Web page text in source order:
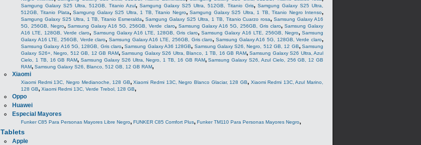
Samgung Galaxy S25 Ultra, 512GB, Titanio Azul, Samgung Galaxy S25 Ultra, 512GB, Titanio Gris, Samgung Galaxy S25 Ultra,
512GB, Titanio Plata,Samgung Galaxy S25 Ultra, 1 TB, Titanio Negro,Samgung Galaxy S25 Ultra, 1 TB, Titanio Negro Intenso,
Samgung Galaxy S25 Ultra, 1 TB, Titanio Esmeralda,Samgung Galaxy S25 Ultra, 1 TB, Titanio Cuarzo rosa,Samsung Galaxy A16
5G, 256GB, Negro,Samsung Galaxy A16 5G, 256GB, Verde claro, Samsung Galaxy A16 5G, 256GB, Gris claro, Samsung Galaxy
A16 LTE, 128GB, Verde claro, Samsung Galaxy A16 LTE, 128GB, Gris claro,Samsung Galaxy A16 LTE, 256GB, Negro,Samsung
Galaxy A16 LTE, 256GB, Verde claro,Samsung Galaxy A16 LTE, 256GB, Gris claro, Samsung Galaxy A16 5G, 128GB, Verde claro,
Samsung Galaxy A16 5G, 128GB, Gris claro,Samsung Galaxy A36 128GB, Samsung Galaxy S26, Negro, 512 GB, 12 GB,Samsung
Galaxy S26+, Negro, 512 GB, 12 GB RAM, Samsung Galaxy S26 Ultra, Blanco, 1 TB, 16 GB RAM, Samsung Galaxy S26 Ultra, Azul
Cielo, 1 TB, 16 GB RAM,Samsung Galaxy S26 Ultra, Negro, 1 TB, 16 GB RAM,Samsung Galaxy S26, Azul Cielo, 256 GB, 12 GB
RAM, Samsung Galaxy S26, Blanco, 512 GB, 12 GB RAM,
Xiaomi
Xiaomi Redmi 13C, Negro Medianoche, 128 GB,Xiaomi Redmi 13C, Negro Blanco Glaciar, 128 GB, Xiaomi Redmi 13C, Azul Marino,
128 GB, Xiaomi Redmi 13C, Verde Trebol, 128 GB,
Oppo
Huawei
Especial Mayores
Funker C85 Para Personas Mayores Libre Negro, FUNKER C85 Comfort Plus, Funker TM110 Para Personas Mayores Negro,
Tablets
Apple